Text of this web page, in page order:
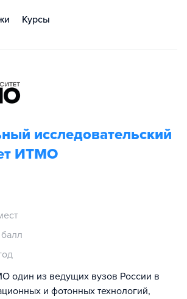
Курсы
исследовательский
ИТМО
один из ведущих вузов России в
и фотонных технологий,